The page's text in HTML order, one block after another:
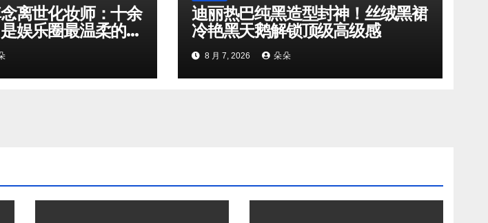
离世化妆师：十余
娱乐圈最温柔的双
迪丽热巴纯黑造型封神！丝绒黑裙
冷艳黑天鹅解锁顶级高级感
8 月 7, 2026 朵朵